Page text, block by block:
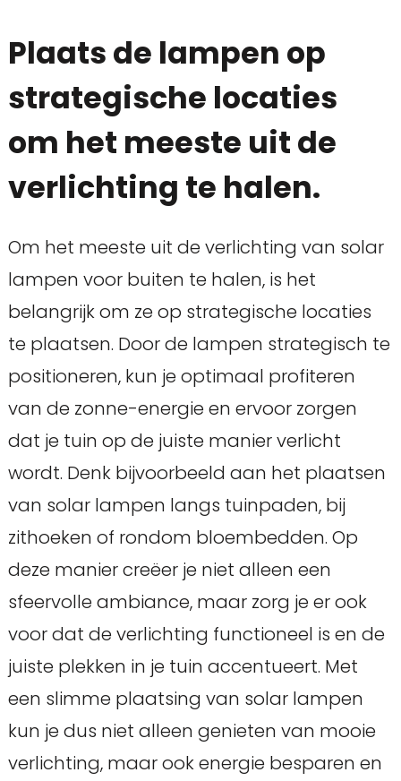
Plaats de lampen op
strategische locaties
om het meeste uit de
verlichting te halen.
Om het meeste uit de verlichting van solar
lampen voor buiten te halen, is het
belangrijk om ze op strategische locaties
te plaatsen. Door de lampen strategisch te
positioneren, kun je optimaal profiteren
van de zonne-energie en ervoor zorgen
dat je tuin op de juiste manier verlicht
wordt. Denk bijvoorbeeld aan het plaatsen
van solar lampen langs tuinpaden, bij
zithoeken of rondom bloembedden. Op
deze manier creëer je niet alleen een
sfeervolle ambiance, maar zorg je er ook
voor dat de verlichting functioneel is en de
juiste plekken in je tuin accentueert. Met
een slimme plaatsing van solar lampen
kun je dus niet alleen genieten van mooie
verlichting, maar ook energie besparen en